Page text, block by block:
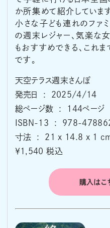
か所集めて紹介しています
小さな子ども連れのファ
の週末レジャー、気楽な
もおすすめできる、これ
です。
天空テラス週末さんぽ
発売日 ‏ : ‎ 2025/4/14
総ページ数 ‏ : ‎ 144ページ
ISBN-13 ‏ : ‎ 978-
寸法 ‏ : ‎ 21 x 14.8 x 1
￥1,540 税込
購入はこ